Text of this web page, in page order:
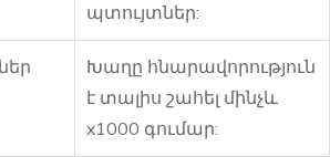
պտույտներ:
Խաղը հնարավորություն
է տալիս շահել մինչև
x1000 գումար: